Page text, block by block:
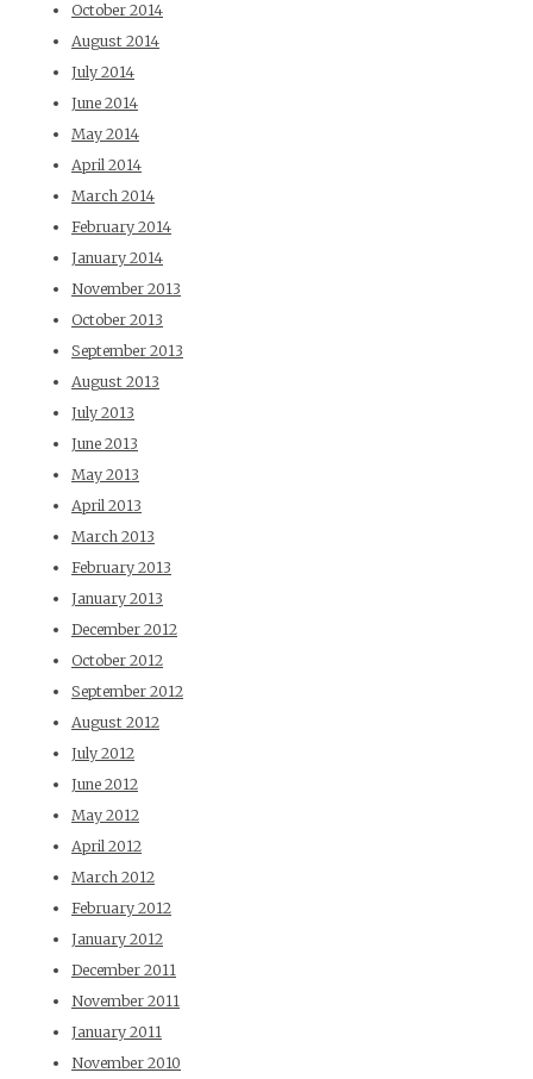
October 2014
August 2014
July 2014
June 2014
May 2014
April 2014
March 2014
February 2014
January 2014
November 2013
October 2013
September 2013
August 2013
July 2013
June 2013
May 2013
April 2013
March 2013
February 2013
January 2013
December 2012
October 2012
September 2012
August 2012
July 2012
June 2012
May 2012
April 2012
March 2012
February 2012
January 2012
December 2011
November 2011
January 2011
November 2010